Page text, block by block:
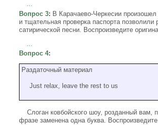
Вопрос 3: В Карачаево-Черкесии
и тщательная проверка паспорта позволили
сатирической песни. Воспроизведите
Вопрос 4:
Раздаточный материал
Just relax, leave the rest to us
Слоган ковбойского шоу, розданный вам,
фразе заменена одна буква.